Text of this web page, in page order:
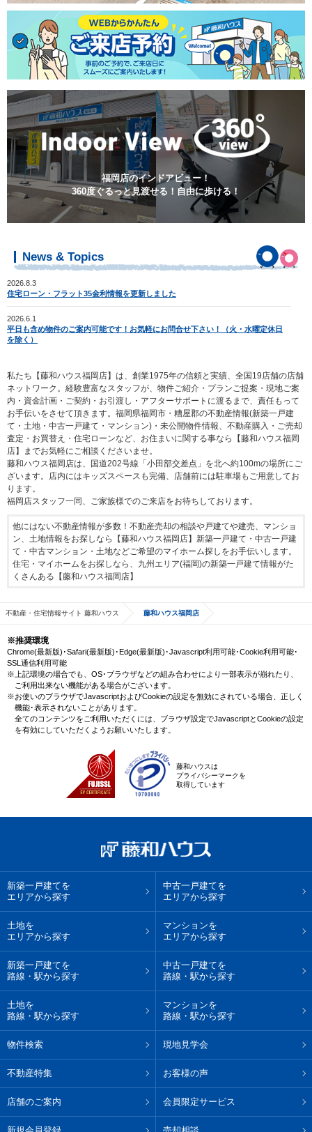
福岡店のインドアビュー！
360度ぐるっと見渡せる！自由に歩ける！
News & Topics
2026.8.3
住宅ローン・フラット35金利情報を更新しました
2026.6.1
平日も含め物件のご案内可能です！お気軽にお問合せ下さい！（火・水曜定休日
を除く）
私たち【藤和ハウス福岡店】は、創業1975年の信頼と実績、全国19店舗の店舗
ネットワーク。経験豊富なスタッフが、物件ご紹介・プランご提案・現地ご案
内・資金計画・ご契約・お引渡し・アフターサポートに渡るまで、責任もって
お手伝いをさせて頂きます。福岡県福岡市・糟屋郡の不動産情報(新築一戸建
て・土地・中古一戸建て・マンション)・未公開物件情報、不動産購入・ご売却
査定・お買替え・住宅ローンなど、お住まいに関する事なら【藤和ハウス福岡
店】までお気軽にご相談くださいませ。
藤和ハウス福岡店は、国道202号線「小田部交差点」を北へ約100mの場所にご
ざいます。店内にはキッズスペースも完備、店舗前には駐車場もご用意してお
ります。
福岡店スタッフ一同、ご家族様でのご来店をお待ちしております。
他にはない不動産情報が多数！不動産売却の相談や戸建てや建売、マンショ
ン、土地情報をお探しなら【藤和ハウス福岡店】新築一戸建て・中古一戸建
て・中古マンション・土地などご希望のマイホーム探しをお手伝いします。
住宅・マイホームをお探しなら、九州エリア(福岡)の新築一戸建て情報がた
くさんある【藤和ハウス福岡店】
不動産・住宅情報サイト 藤和ハウス 藤和ハウス福岡店
※推奨環境
Chrome(最新版)･Safari(最新版)･Edge(最新版)･Javascript利用可能･Cookie利用可能･
SSL通信利用可能
※上記環境の場合でも、OS･ブラウザなどの組み合わせにより一部表示が崩れたり、
ご利用出来ない機能がある場合がございます。
※お使いのブラウザでJavascriptおよびCookieの設定を無効にされている場合、正しく
機能･表示されないことがあります。
全てのコンテンツをご利用いただくには、ブラウザ設定でJavascriptとCookieの設定
を有効にしていただくようお願いいたします。
藤和ハウスは
プライバシーマークを
取得しています
新築一戸建てを
エリアから探す
中古一戸建てを
エリアから探す
土地を
エリアから探す
マンションを
エリアから探す
新築一戸建てを
路線・駅から探す
中古一戸建てを
路線・駅から探す
土地を
路線・駅から探す
マンションを
路線・駅から探す
物件検索 現地見学会
不動産特集 お客様の声
店舗のご案内 会員限定サービス